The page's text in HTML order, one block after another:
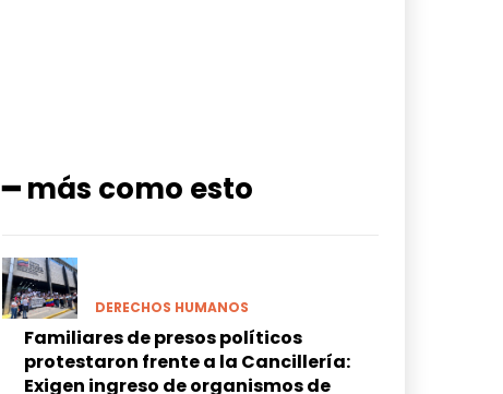
━ más como esto
DERECHOS HUMANOS
Familiares de presos políticos
protestaron frente a la Cancillería:
Exigen ingreso de organismos de